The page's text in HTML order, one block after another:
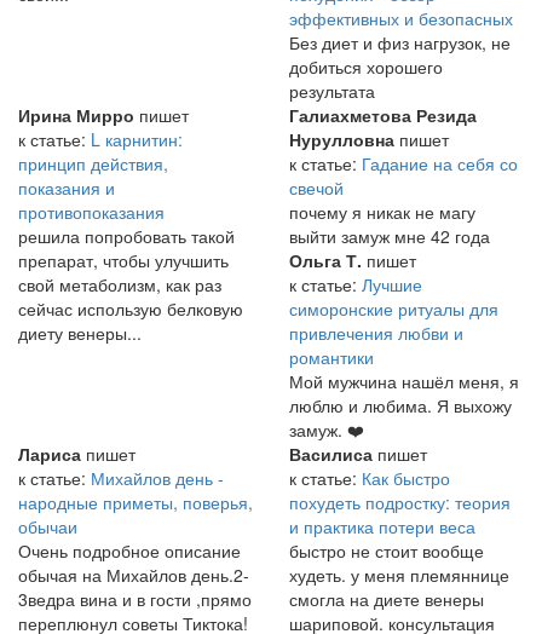
эффективных и безопасных
Без диет и физ нагрузок, не
добиться хорошего
результата
Ирина Мирро пишет
к статье: L карнитин:
принцип действия,
показания и
противопоказания
решила попробовать такой
препарат, чтобы улучшить
свой метаболизм, как раз
сейчас использую белковую
диету венеры...
Галиахметова Резида
Нурулловна пишет
к статье: Гадание на себя со
свечой
почему я никак не магу
выйти замуж мне 42 года
Ольга Т. пишет
к статье: Лучшие
симоронские ритуалы для
привлечения любви и
романтики
Мой мужчина нашёл меня, я
люблю и любима. Я выхожу
замуж. ❤️
Лариса пишет
к статье: Михайлов день -
народные приметы, поверья,
обычаи
Очень подробное описание
обычая на Михайлов день.2-
3ведра вина и в гости ,прямо
переплюнул советы Тиктока!
Василиса пишет
к статье: Как быстро
похудеть подростку: теория
и практика потери веса
быстро не стоит вообще
худеть. у меня племяннице
смогла на диете венеры
шариповой. консультация